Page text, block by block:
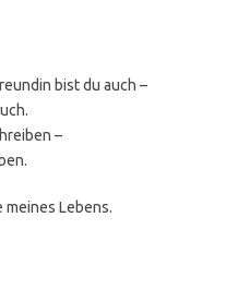
bist du auch –
–
meines Lebens.